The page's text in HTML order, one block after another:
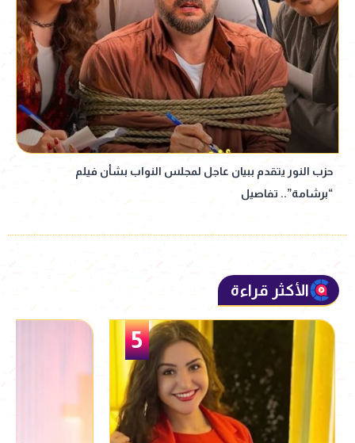
حزب النور يتقدم ببيان عاجل لمجلس النواب بشأن فيلم
“برشامة”.. تفاصيل
الأكثر قراءة
5